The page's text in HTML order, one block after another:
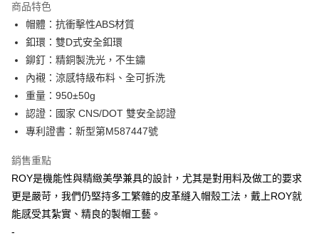
ATM付款
運送方式
全家取貨付款(安全帽一頂以上請選宅配)
每筆NT$60，滿NT$1,000(含以上)免運費
7-11取貨付款(安全帽一頂以上請選宅配)
每筆NT$100，滿NT$1,000(含以上)免運費
商品特色
帽體：抗衝擊性ABS材質
釦環：雙D式安全釦環
鉚釘：精銅製洗光，不生鏽
內襯：涼感特級布料、全可拆洗
重量：950±50g
認證：國家 CNS/DOT 雙安全認證
專利證書：新型第M587447號
銷售重點
ROY是機能性與精緻美學兼具的設計，尤其是對用料及做工的要求
更是嚴苛，我們仍堅持多工繁雜的皮革縫入帽殼工法，戴上ROY就
能感受其紮實、精良的製帽工藝。
-